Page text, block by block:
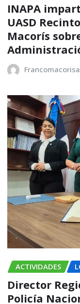
INAPA
UASD
Macorís
ACTIVIDADES
Director
Policía